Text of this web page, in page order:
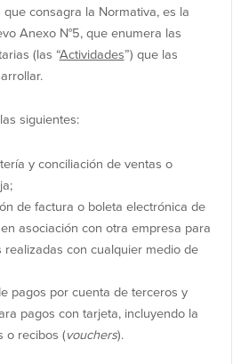
consagra la Normativa, es la
Anexo N°5, que enumera las
(las “Actividades”) que las
siguientes:
y conciliación de ventas o
de factura o boleta electrónica de
asociación con otra empresa para
realizadas con cualquier medio de
pagos por cuenta de terceros y
pagos con tarjeta, incluyendo la
o recibos (vouchers).